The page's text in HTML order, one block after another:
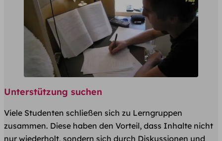
Unterstützung suchen
Viele Studenten schließen sich zu Lerngruppen
zusammen. Diese haben den Vorteil, dass Inhalte nicht
nur wiederholt, sondern sich durch Diskussionen und